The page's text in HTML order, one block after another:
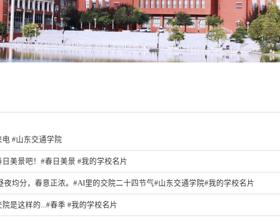
#山东交通学院
美景吧！#春日美景 #我的学校名片
夜均分，春意正浓。#AI里的交院二十四节气#山东交通学院#我的学校名片
是这样的...#春季 #我的学校名片